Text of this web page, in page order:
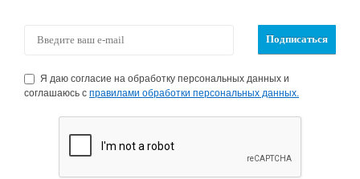
Я даю согласие на обработку персональных данных и
соглашаюсь с правилами обработки персональных данных.